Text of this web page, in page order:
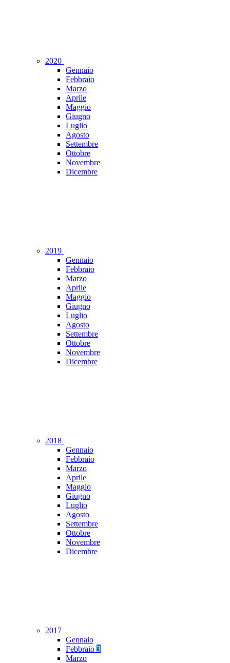
2020
Gennaio
Febbraio
Marzo
Aprile
Maggio
Giugno
Luglio
Agosto
Settembre
Ottobre
Novembre
Dicembre
2019
Gennaio
Febbraio
Marzo
Aprile
Maggio
Giugno
Luglio
Agosto
Settembre
Ottobre
Novembre
Dicembre
2018
Gennaio
Febbraio
Marzo
Aprile
Maggio
Giugno
Luglio
Agosto
Settembre
Ottobre
Novembre
Dicembre
2017
Gennaio
Febbraio 3
Marzo